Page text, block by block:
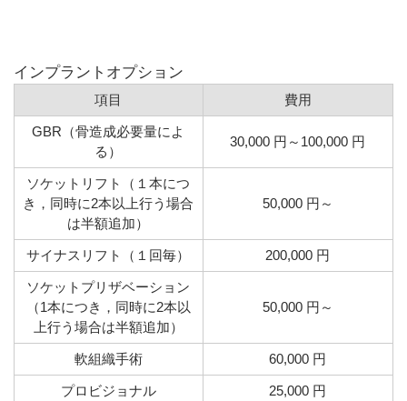
インプラントオプション
項目 費用
GBR（骨造成必要量によ
る）
30,000 円～100,000 円
ソケットリフト（１本につ
き，同時に2本以上行う場合
は半額追加）
50,000 円～
サイナスリフト（１回毎） 200,000 円
ソケットプリザベーション
（1本につき，同時に2本以
上行う場合は半額追加）
50,000 円～
軟組織手術 60,000 円
プロビジョナル 25,000 円